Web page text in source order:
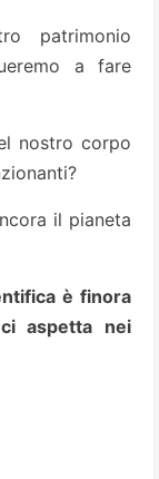
patrimonio
a fare
nostro corpo
il pianeta
è finora
aspetta nei